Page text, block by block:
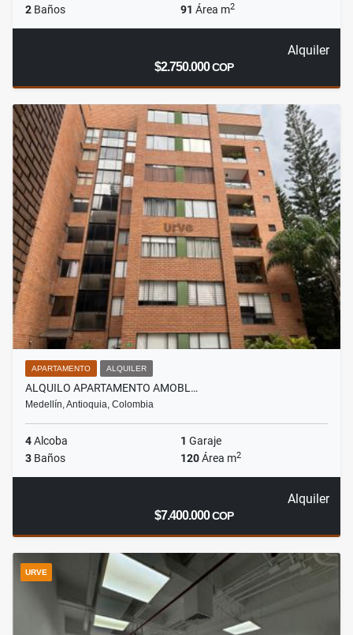
2 Baños 91 Área m2
Alquiler
$2.750.000COP
APARTAMENTO ALQUILER
ALQUILO APARTAMENTO AMOBL…
Medellín, Antioquia, Colombia
4Alcoba 1 Garaje
3 Baños 120Área m2
Alquiler
$7.400.000COP
URVE